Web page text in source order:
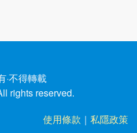
·不得轉載
rights reserved.
使用條款 ｜ 私隱政策